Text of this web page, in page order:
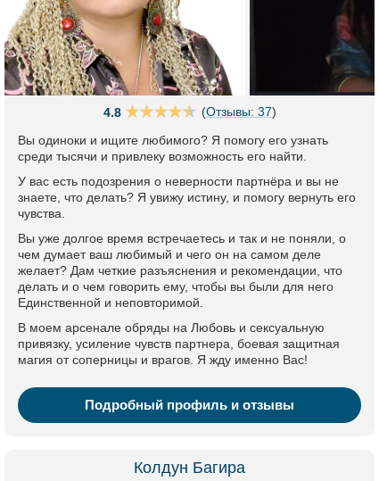
4.8 (Отзывы: 37)
Вы одиноки и ищите любимого? Я помогу его узнать
среди тысячи и привлеку возможность его найти.
У вас есть подозрения о неверности партнёра и вы не
знаете, что делать? Я увижу истину, и помогу вернуть его
чувства.
Вы уже долгое время встречаетесь и так и не поняли, о
чем думает ваш любимый и чего он на самом деле
желает? Дам четкие разъяснения и рекомендации, что
делать и о чем говорить ему, чтобы вы были для него
Единственной и неповторимой.
В моем арсенале обряды на Любовь и сексуальную
привязку, усиление чувств партнера, боевая защитная
магия от соперницы и врагов. Я жду именно Вас!
Подробный профиль и отзывы
Колдун Багира